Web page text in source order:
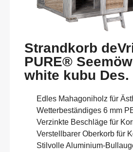
Strandkorb
PURE®
white kubu Des.
Edles Mahagoniholz für
Wetterbeständiges 6 mm
Verzinkte Beschläge für
Verstellbarer Oberkorb für
Stilvolle Aluminium-